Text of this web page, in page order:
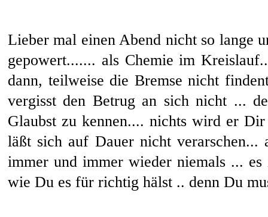
Lieber mal einen Abend nicht so lange
gepowert....... als Chemie im
dann, teilweise die Bremse nicht
vergisst den Betrug an sich nicht ...
Glaubst zu kennen.... nichts wird er
läßt sich auf Dauer nicht
immer und immer wieder niemals ...
wie Du es für richtig hälst .. denn Du